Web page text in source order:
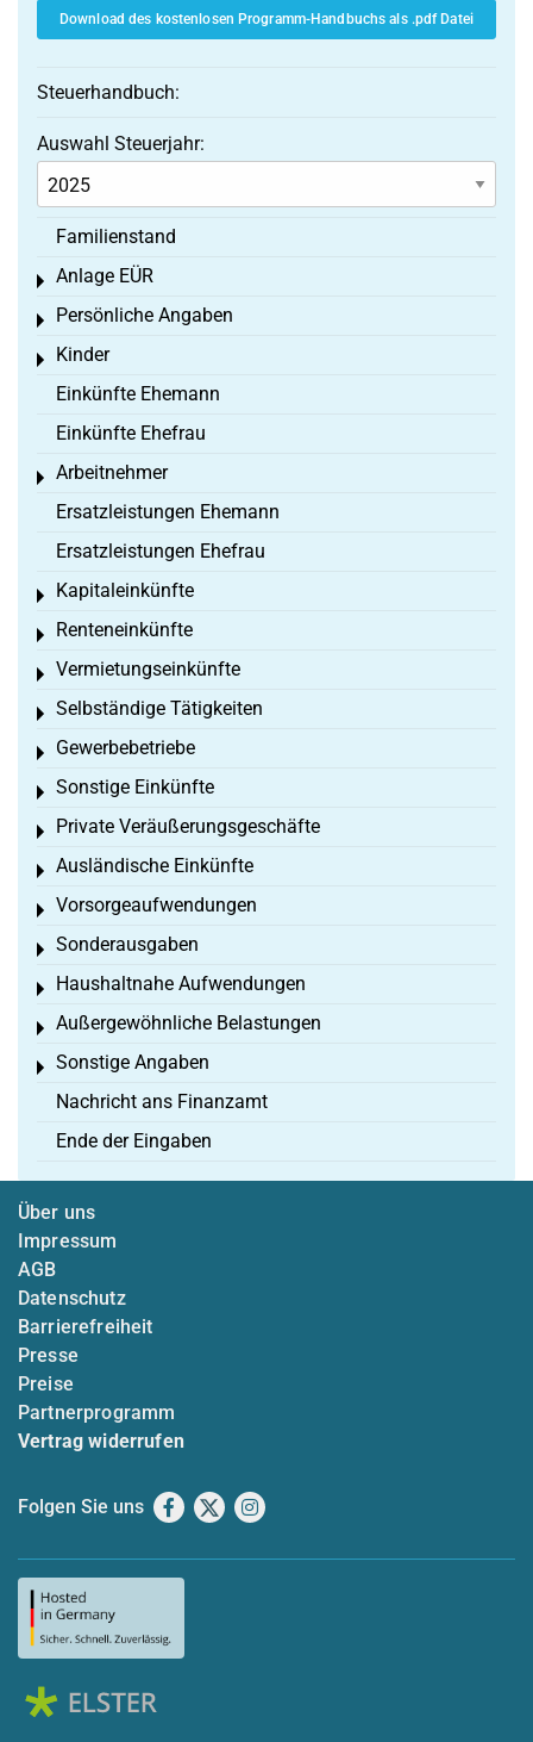
Download des kostenlosen Programm-Handbuchs als .pdf Datei
Steuerhandbuch:
Auswahl Steuerjahr:
Familienstand
Anlage EÜR
Toggle menu
Persönliche Angaben
Toggle menu
Kinder
Toggle menu
Einkünfte Ehemann
Einkünfte Ehefrau
Arbeitnehmer
Toggle menu
Ersatzleistungen Ehemann
Ersatzleistungen Ehefrau
Kapitaleinkünfte
Toggle menu
Renteneinkünfte
Toggle menu
Vermietungseinkünfte
Toggle menu
Selbständige Tätigkeiten
Toggle menu
Gewerbebetriebe
Toggle menu
Sonstige Einkünfte
Toggle menu
Private Veräußerungsgeschäfte
Toggle menu
Ausländische Einkünfte
Toggle menu
Vorsorgeaufwendungen
Toggle menu
Sonderausgaben
Toggle menu
Haushaltnahe Aufwendungen
Toggle menu
Außergewöhnliche Belastungen
Toggle menu
Sonstige Angaben
Toggle menu
Nachricht ans Finanzamt
Ende der Eingaben
Über uns
Impressum
AGB
Datenschutz
Barrierefreiheit
Presse
Preise
Partnerprogramm
Vertrag widerrufen
Folgen Sie uns Facebook
X Instagram